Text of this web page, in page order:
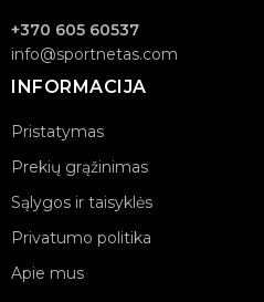
+370 605 60537
info@sportnetas.com
INFORMACIJA
Pristatymas
Prekių grąžinimas
Sąlygos ir taisyklės
Privatumo politika
Apie mus